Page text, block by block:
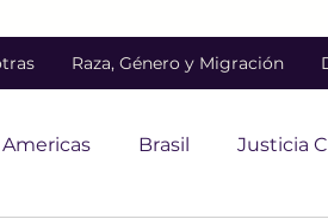
Raza, Género y Migración
Americas Brasil Justicia